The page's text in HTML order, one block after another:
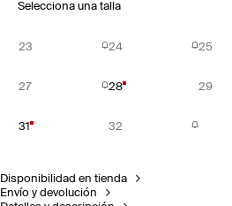
Selecciona una talla
23 24 25
27 28 29
31 32
Disponibilidad en tienda
Envío y devolución